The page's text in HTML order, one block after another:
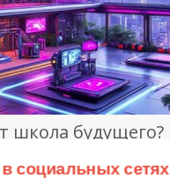
школа будущего?
социальных сетях